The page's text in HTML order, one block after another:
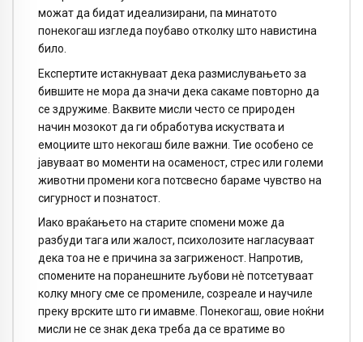
можат да бидат идеализирани, па минатото
понекогаш изгледа поубаво отколку што навистина
било.
Експертите истакнуваат дека размислувањето за
бившите не мора да значи дека сакаме повторно да
се здружиме. Ваквите мисли често се природен
начин мозокот да ги обработува искуствата и
емоциите што некогаш биле важни. Тие особено се
јавуваат во моменти на осаменост, стрес или големи
животни промени кога потсвесно бараме чувство на
сигурност и познатост.
Иако враќањето на старите спомени може да
разбуди тага или жалост, психолозите нагласуваат
дека тоа не е причина за загриженост. Напротив,
спомените на поранешните љубови нè потсетуваат
колку многу сме се промениле, созреале и научиле
преку врските што ги имавме. Понекогаш, овие ноќни
мисли не се знак дека треба да се вратиме во